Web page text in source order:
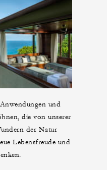
und
die von unserer
der Natur
Lebensfreude und